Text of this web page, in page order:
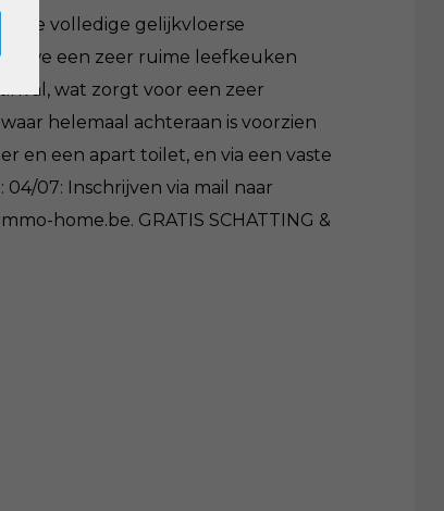
de volledige gelijkvloerse
we een zeer ruime leefkeuken
wat zorgt voor een zeer
helemaal achteraan is voorzien
en een apart toilet, en via een vaste
07: Inschrijven via mail naar
home.be. GRATIS SCHATTING &